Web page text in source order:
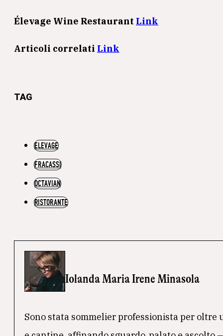
Élevage Wine Restaurant Link
Articoli correlati Link
TAG
ELEVAGE
FRACASSI
OCTAVIAN
RISTORANTE
Iolanda Maria Irene Minasola
Sono stata sommelier professionista per